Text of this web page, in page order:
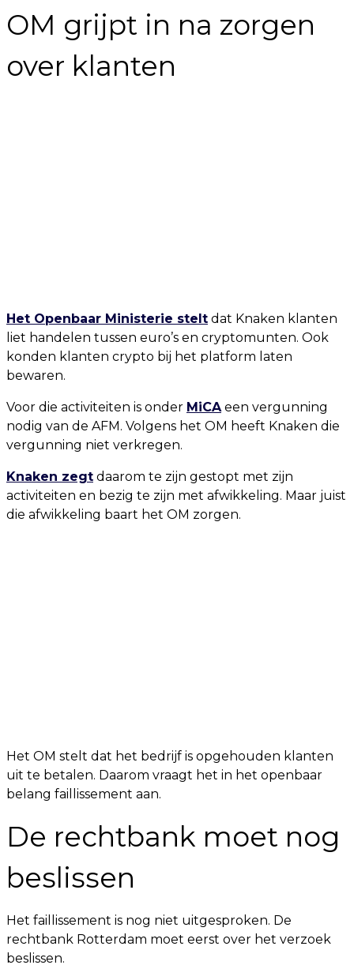
OM grijpt in na zorgen
over klanten
Het Openbaar Ministerie stelt dat Knaken klanten
liet handelen tussen euro’s en cryptomunten. Ook
konden klanten crypto bij het platform laten
bewaren.
Voor die activiteiten is onder MiCAeen vergunning
nodig van de AFM. Volgens het OM heeft Knaken die
vergunning niet verkregen.
Knaken zegt daarom te zijn gestopt met zijn
activiteiten en bezig te zijn met afwikkeling. Maar juist
die afwikkeling baart het OM zorgen.
Het OM stelt dat het bedrijf is opgehouden klanten
uit te betalen. Daarom vraagt het in het openbaar
belang faillissement aan.
De rechtbank moet nog
beslissen
Het faillissement is nog niet uitgesproken. De
rechtbank Rotterdam moet eerst over het verzoek
beslissen.